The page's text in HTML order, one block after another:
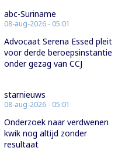
abc-Suriname
08-aug-2026 - 05:01
Advocaat Serena Essed pleit
voor derde beroepsinstantie
onder gezag van CCJ
starnieuws
08-aug-2026 - 05:01
Onderzoek naar verdwenen
kwik nog altijd zonder
resultaat